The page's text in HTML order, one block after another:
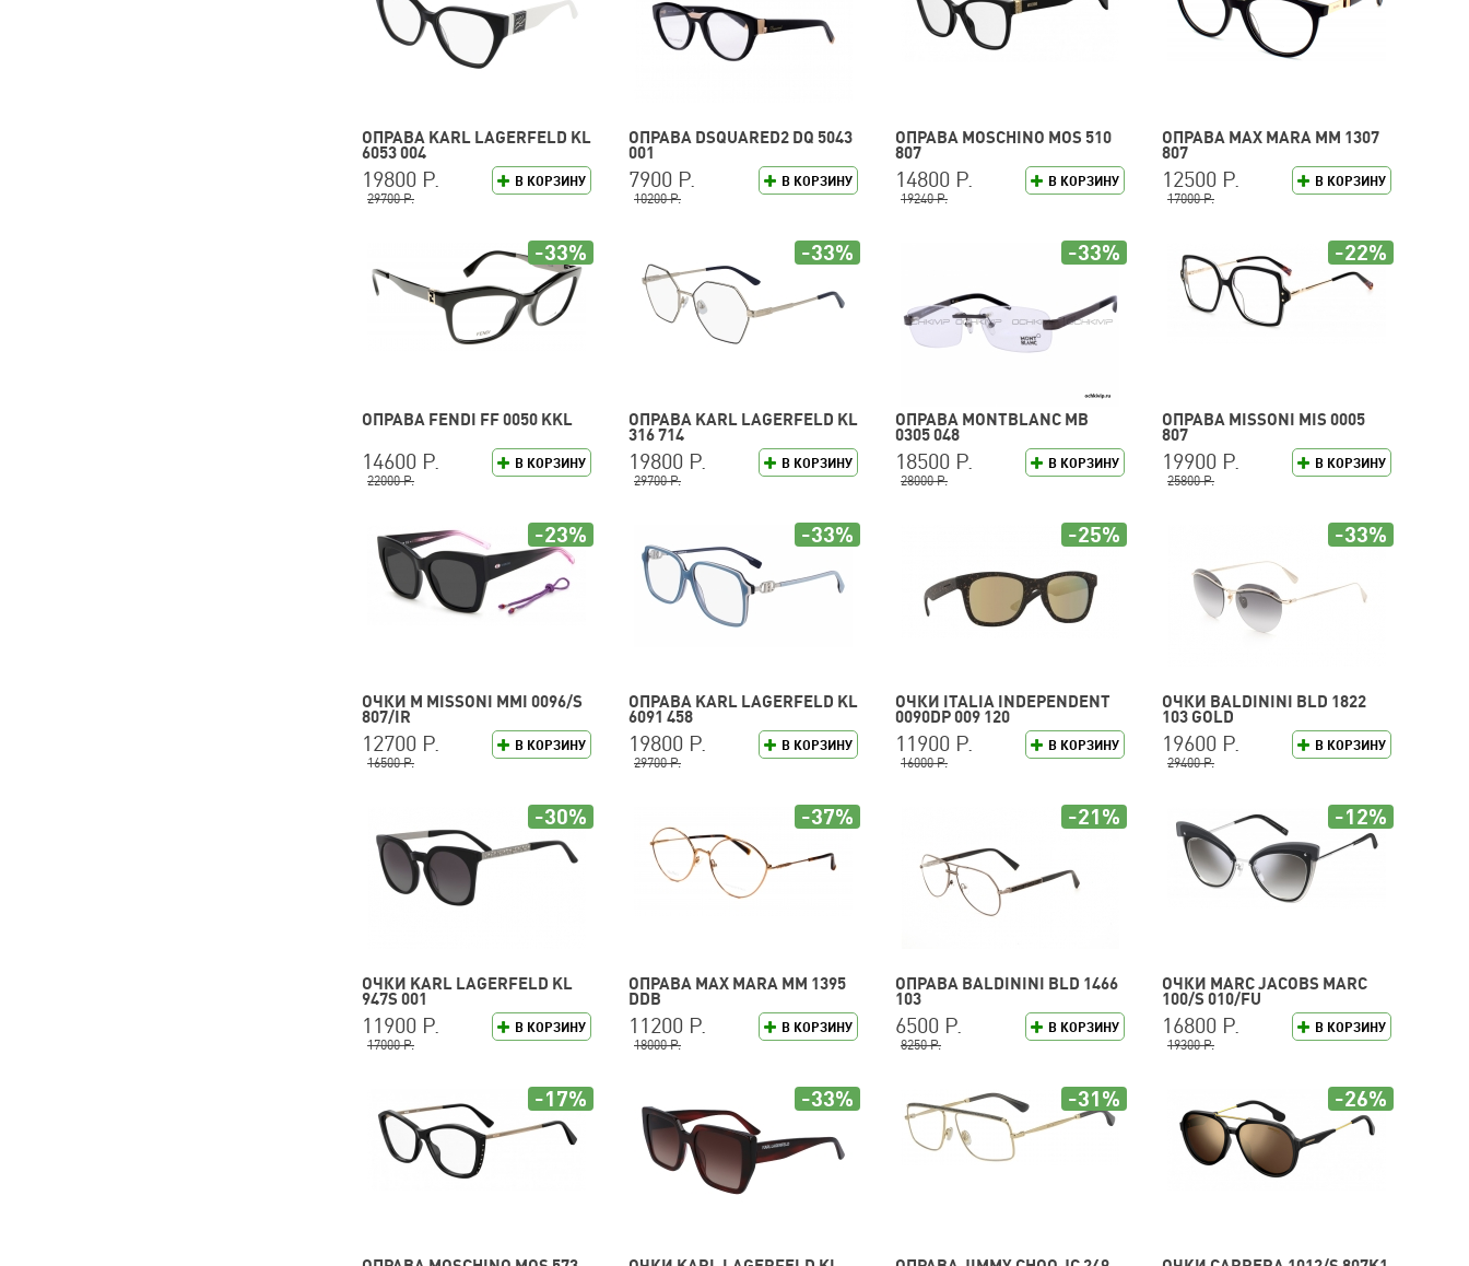
ОПРАВА KARL LAGERFELD KL
6053 004
В КОРЗИНУ
19800 Р.
29700 Р.
ОПРАВА DSQUARED2 DQ 5043
001
В КОРЗИНУ
7900 Р.
10200 Р.
ОПРАВА MOSCHINO MOS 510
807
В КОРЗИНУ
14800 Р.
19240 Р.
ОПРАВА MAX MARA MM 1307
807
В КОРЗИНУ
12500 Р.
17000 Р.
ОПРАВА FENDI FF 0050 KKL
В КОРЗИНУ
14600 Р.
22000 Р.
-33%
ОПРАВА KARL LAGERFELD KL
316 714
В КОРЗИНУ
19800 Р.
29700 Р.
-33%
ОПРАВА MONTBLANC MB
0305 048
В КОРЗИНУ
18500 Р.
28000 Р.
-33%
ОПРАВА MISSONI MIS 0005
807
В КОРЗИНУ
19900 Р.
25800 Р.
-22%
ОЧКИ M MISSONI MMI 0096/S
807/IR
В КОРЗИНУ
12700 Р.
16500 Р.
-23%
ОПРАВА KARL LAGERFELD KL
6091 458
В КОРЗИНУ
19800 Р.
29700 Р.
-33%
ОЧКИ ITALIA INDEPENDENT
0090DP 009 120
В КОРЗИНУ
11900 Р.
16000 Р.
-25%
ОЧКИ BALDININI BLD 1822
103 GOLD
В КОРЗИНУ
19600 Р.
29400 Р.
-33%
ОЧКИ KARL LAGERFELD KL
947S 001
В КОРЗИНУ
11900 Р.
17000 Р.
-30%
ОПРАВА MAX MARA MM 1395
DDB
В КОРЗИНУ
11200 Р.
18000 Р.
-37%
ОПРАВА BALDININI BLD 1466
103
В КОРЗИНУ
6500 Р.
8250 Р.
-21%
ОЧКИ MARC JACOBS MARC
100/S 010/FU
В КОРЗИНУ
16800 Р.
19300 Р.
-12%
-17% -33% -31% -26%